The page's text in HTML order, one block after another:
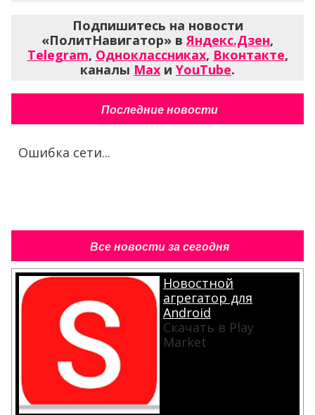
Подпишитесь на новости
«ПолитНавигатор» вЯндекс.Дзен,
Telegram, Одноклассниках, Вконтакте,
каналы Max и YouTube.
Последние новости
Ошибка сети...
Все новости за сегодня
Новостной
агрегатор для
Android
Скачать в Play
Market